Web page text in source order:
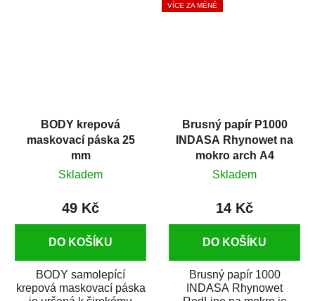
BODY krepová
maskovací páska 25
mm
Skladem
49 Kč
DO KOŠÍKU
BODY samolepící
krepová maskovací páska
VÍCE ZA MÉNĚ
Brusný papír P1000
INDASA Rhynowet na
mokro arch A4
Skladem
14 Kč
DO KOŠÍKU
Brusný papír 1000
INDASA Rhynowet